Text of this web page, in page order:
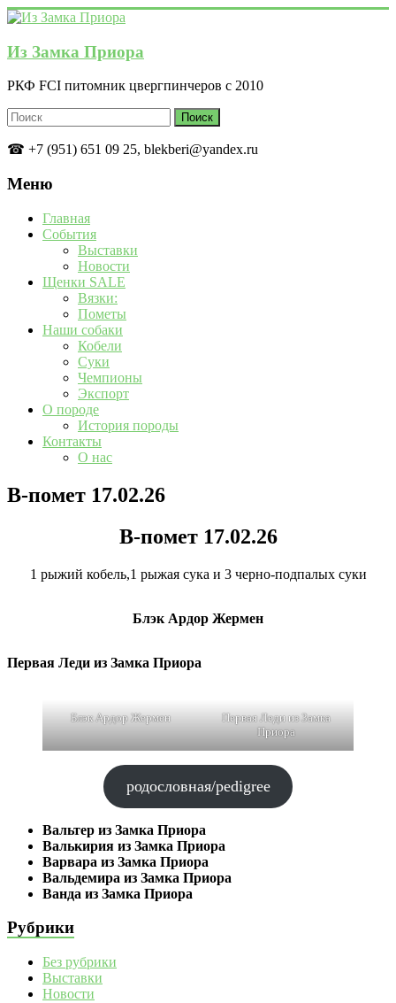
Перейти
содержимому
Из Замка Приора
РКФ FCI питомник цвергпинчеров с 2010
☎ +7 (951) 651 09 25, blekberi@yandex.ru
Меню
Главная
События
Выставки
Новости
Щенки SALE
Вязки:
Пометы
Наши собаки
Кобели
Суки
Чемпионы
Экспорт
О породе
История породы
Контакты
О нас
B-помет 17.02.26
B-помет 17.02.26
1 рыжий кобель,1 рыжая сука и 3 черно-подпалых суки
Блэк Ардор Жермен
Первая Леди из Замка Приора
Блэк Ардор Жермен
Первая Леди из Замка
Приора
родословная/pedigree
Вальтер из Замка Приора
Валькирия из Замка Приора
Варвара из Замка Приора
Вальдемира из Замка Приора
Ванда из Замка Приора
Рубрики
Без рубрики
Выставки
Новости